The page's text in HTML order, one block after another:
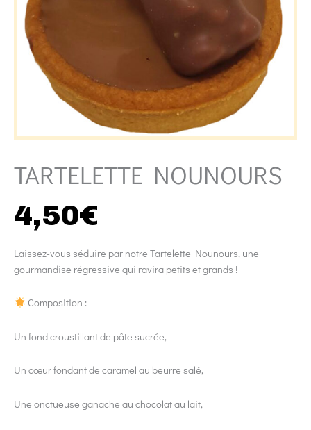
TARTELETTE NOUNOURS
4,50€
Laissez-vous séduire par notre Tartelette Nounours, une
gourmandise régressive qui ravira petits et grands !
Composition :
Un fond croustillant de pâte sucrée,
Un cœur fondant de caramel au beurre salé,
Une onctueuse ganache au chocolat au lait,